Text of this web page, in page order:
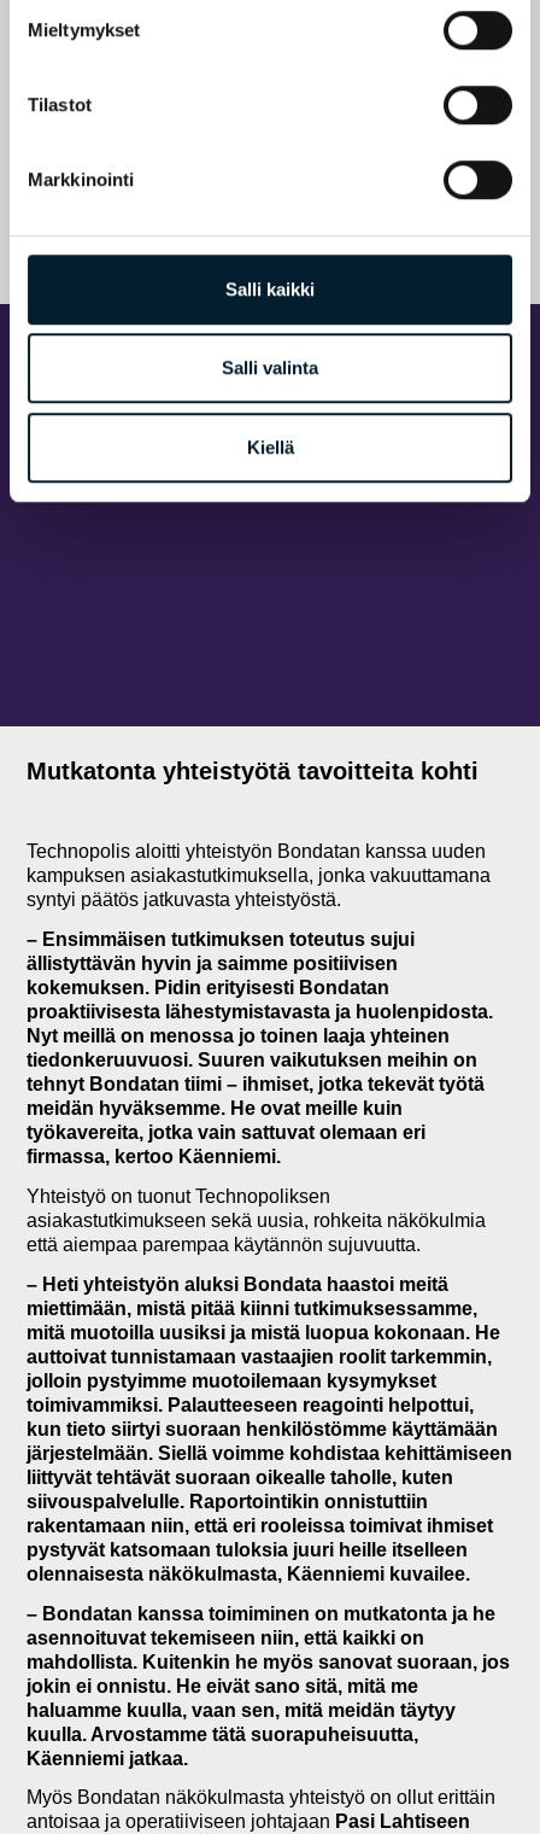
Mieltymykset
Tilastot
Markkinointi
Salli kaikki
Salli valinta
Kiellä
– Jos tulokset jäävät asettamamme raja-arvon
voimme heti miettiä korjaavat toimenpiteet. Käymme
palautteet läpi myös kumppaniemme, esimerkiksi
riippumaton asia, kuten vieressä oleva työmaa, mikä
ihmiset ovat usein asiakaskokemuksen kannalta
ratkaiseva tekijä, Käenniemi toteaa.
Mutkatonta yhteistyötä tavoitteita kohti
Technopolis aloitti yhteistyön Bondatan kanssa uuden
kampuksen asiakastutkimuksella, jonka vakuuttamana
syntyi päätös jatkuvasta yhteistyöstä.
– Ensimmäisen tutkimuksen toteutus sujui
ällistyttävän hyvin ja saimme positiivisen
kokemuksen. Pidin erityisesti Bondatan
proaktiivisesta lähestymistavasta ja huolenpidosta.
Nyt meillä on menossa jo toinen laaja yhteinen
tiedonkeruuvuosi. Suuren vaikutuksen meihin on
tehnyt Bondatan tiimi – ihmiset, jotka tekevät työtä
meidän hyväksemme. He ovat meille kuin
työkavereita, jotka vain sattuvat olemaan eri
firmassa, kertoo Käenniemi.
Yhteistyö on tuonut Technopoliksen
asiakastutkimukseen sekä uusia, rohkeita näkökulmia
että aiempaa parempaa käytännön sujuvuutta.
– Heti yhteistyön aluksi Bondata haastoi meitä
miettimään, mistä pitää kiinni tutkimuksessamme,
mitä muotoilla uusiksi ja mistä luopua kokonaan. He
auttoivat tunnistamaan vastaajien roolit tarkemmin,
jolloin pystyimme muotoilemaan kysymykset
toimivammiksi. Palautteeseen reagointi helpottui,
kun tieto siirtyi suoraan henkilöstömme käyttämään
järjestelmään. Siellä voimme kohdistaa kehittämiseen
liittyvät tehtävät suoraan oikealle taholle, kuten
siivouspalvelulle. Raportointikin onnistuttiin
rakentamaan niin, että eri rooleissa toimivat ihmiset
pystyvät katsomaan tuloksia juuri heille itselleen
olennaisesta näkökulmasta, Käenniemi kuvailee.
– Bondatan kanssa toimiminen on mutkatonta ja he
asennoituvat tekemiseen niin, että kaikki on
mahdollista. Kuitenkin he myös sanovat suoraan, jos
jokin ei onnistu. He eivät sano sitä, mitä me
haluamme kuulla, vaan sen, mitä meidän täytyy
kuulla. Arvostamme tätä suorapuheisuutta,
Käenniemi jatkaa.
Myös Bondatan näkökulmasta yhteistyö on ollut erittäin
antoisaa ja operatiiviseen johtajaan Pasi Lahtiseen